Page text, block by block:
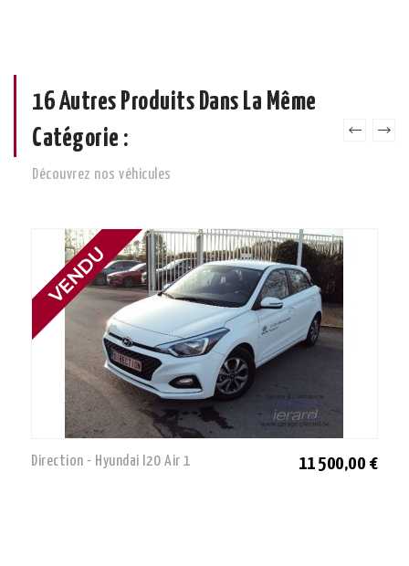
16 Autres Produits Dans La Même
Catégorie :
Découvrez nos véhicules
Direction - Hyundai I20 Air 1 11 500,00 €